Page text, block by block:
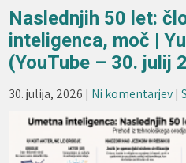
Naslednjih 50 let:
inteligenca, moč |
(YouTube – 30. julij
30. julija, 2026 | Ni komentarjev|